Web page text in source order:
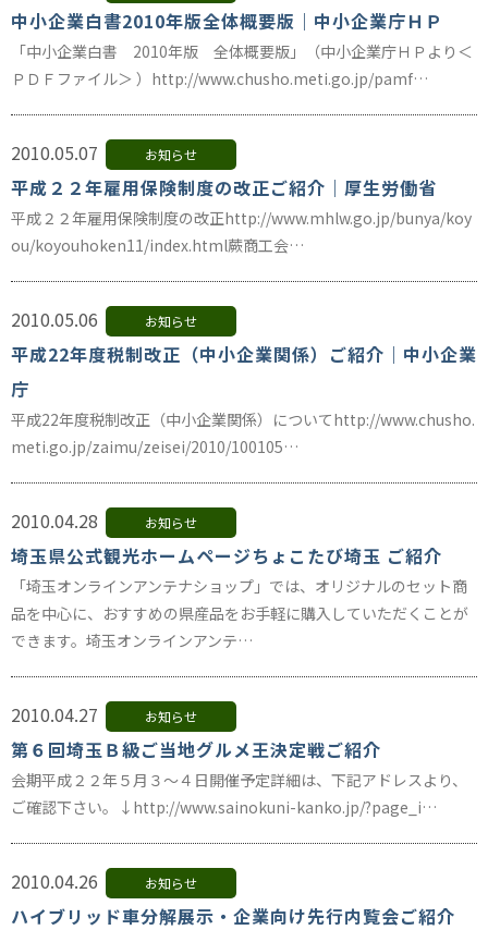
中小企業白書2010年版全体概要版｜中小企業庁ＨＰ
「中小企業白書 2010年版 全体概要版」（中小企業庁ＨＰより＜
ＰＤＦファイル＞ ）http://www.chusho.meti.go.jp/pamf…
2010.05.07 お知らせ
平成２２年雇用保険制度の改正ご紹介｜厚生労働省
平成２２年雇用保険制度の改正http://www.mhlw.go.jp/bunya/koy
ou/koyouhoken11/index.html蕨商工会…
2010.05.06 お知らせ
平成22年度税制改正（中小企業関係）ご紹介｜中小企業
庁
平成22年度税制改正（中小企業関係）についてhttp://www.chusho.
meti.go.jp/zaimu/zeisei/2010/100105…
2010.04.28 お知らせ
埼玉県公式観光ホームページちょこたび埼玉 ご紹介
「埼玉オンラインアンテナショップ」では、オリジナルのセット商
品を中心に、おすすめの県産品をお手軽に購入していただくことが
できます。埼玉オンラインアンテ…
2010.04.27 お知らせ
第６回埼玉Ｂ級ご当地グルメ王決定戦ご紹介
会期平成２２年５月３～４日開催予定詳細は、下記アドレスより、
ご確認下さい。↓http://www.sainokuni-kanko.jp/?page_i…
2010.04.26 お知らせ
ハイブリッド車分解展示・企業向け先行内覧会ご紹介